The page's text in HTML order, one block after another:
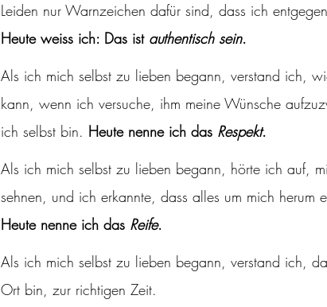
Leiden nur Warnzeichen dafür sind, dass ich
Heute weiss ich: Das ist authentisch sein.
Als ich mich selbst zu lieben begann, verstand ich,
kann, wenn ich versuche, ihm meine Wünsche
ich selbst bin. Heute nenne ich das Respekt.
Als ich mich selbst zu lieben begann, hörte ich auf,
sehnen, und ich erkannte, dass alles um mich herum
Heute nenne ich das Reife.
Als ich mich selbst zu lieben begann, verstand ich,
Ort bin, zur richtigen Zeit.